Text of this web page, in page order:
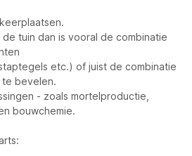
tuin dan is vooral de combinatie
etc.) of juist de combinatie
bevelen.
- zoals mortelproductie,
bouwchemie.